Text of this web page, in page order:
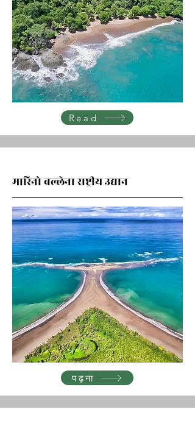
Read
मारिनो बल्लेना राष्ट्रीय उद्यान
पढ़ना